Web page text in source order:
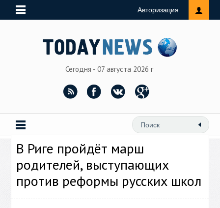
Авторизация
Сегодня - 07 августа 2026 г
В Риге пройдёт марш
родителей, выступающих
против реформы русских школ